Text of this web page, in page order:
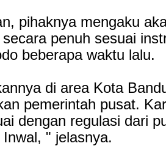
pihaknya mengaku
penuh sesuai
beberapa waktu lalu.
di area Kota
pemerintah pusat.
dengan regulasi dari
" jelasnya.